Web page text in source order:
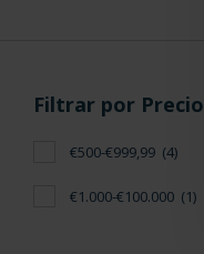
Filtrar por Precio
€500-€999,99 (4)
€1.000-€100.000 (1)